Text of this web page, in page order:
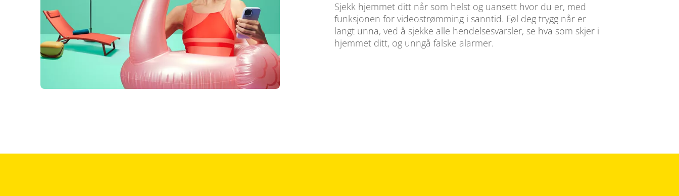
Sjekk hjemmet ditt når som helst og uansett hvor du er, med
funksjonen for videostrømming i sanntid. Føl deg trygg når er
langt unna, ved å sjekke alle hendelsesvarsler, se hva som skjer i
hjemmet ditt, og unngå falske alarmer.